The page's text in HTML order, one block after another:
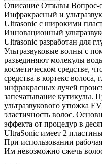
Описание Отзывы Вопрос-
Инфракрасный и
Ultrasonic с широкими
Инновационный
Ultrasonic разработан для
Ультразвуковые волны с
разъединяют молекулы
косметическом средстве,
средства в кортекс волоса,
инфракрасных лучей
запечатывание кутикулы.
ультразвукового утюжка
эластичность волос.
эффекта от процедур в
UltraSonic имеет 2
При использовании
Им невозможно сжечь